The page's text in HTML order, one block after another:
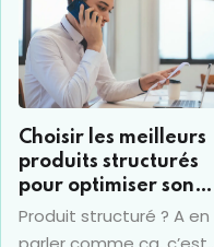
Choisir les meilleurs
produits structurés
pour optimiser son
placement financier
Produit structuré ? A en